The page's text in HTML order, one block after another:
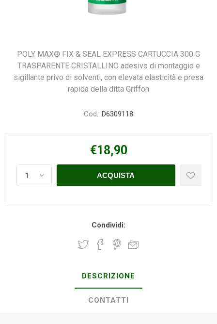
POLY MAX® FIX & SEAL EXPRESS CARTUCCIA 300 G
TRASPARENTE CRISTALLINO adesivo di montaggio e
sigillante privo di solventi, con elevata elasticità e presa
rapida della ditta Griffon
Cod.: D6309118
€18,90
Condividi:
DESCRIZIONE
CONTATTI